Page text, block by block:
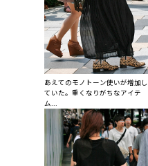
あえてのモノトーン使いが増加し
ていた。重くなりがちなアイテ
ム...